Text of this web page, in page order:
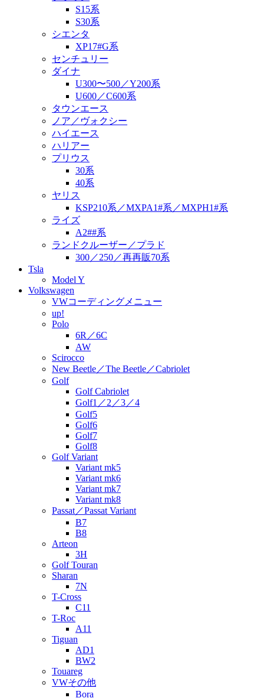
S15系
S30系
シエンタ
XP17#G系
センチュリー
ダイナ
U300〜500／Y200系
U600／C600系
タウンエース
ノア／ヴォクシー
ハイエース
ハリアー
プリウス
30系
40系
ヤリス
KSP210系／MXPA1#系／MXPH1#系
ライズ
A2##系
ランドクルーザー／プラド
300／250／再再販70系
Tsla
Model Y
Volkswagen
VWコーディングメニュー
up!
Polo
6R／6C
AW
Scirocco
New Beetle／The Beetle／Cabriolet
Golf
Golf Cabriolet
Golf1／2／3／4
Golf5
Golf6
Golf7
Golf8
Golf Variant
Variant mk5
Variant mk6
Variant mk7
Variant mk8
Passat／Passat Variant
B7
B8
Arteon
3H
Golf Touran
Sharan
7N
T-Cross
C11
T-Roc
A11
Tiguan
AD1
BW2
Touareg
VWその他
Bora